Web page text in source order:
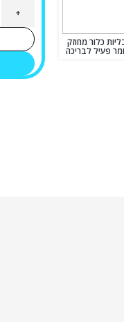
כלור מחוזק
TOP2
GM